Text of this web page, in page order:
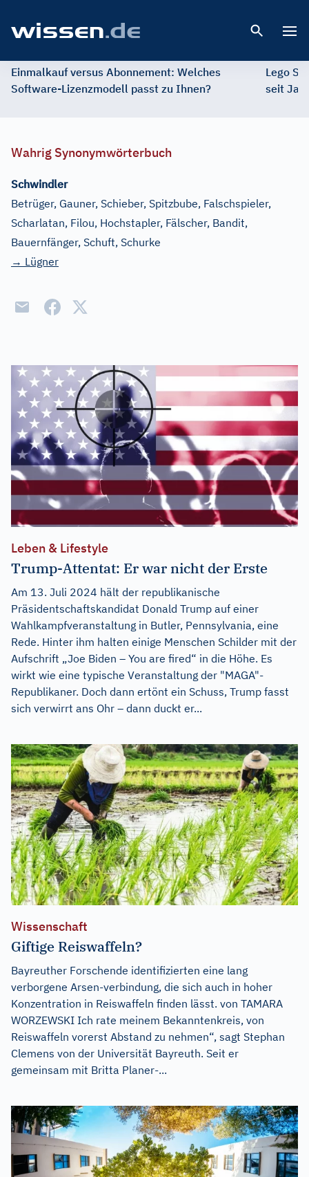
Einmalkauf versus Abonnement: Welches
Software-Lizenzmodell passt zu Ihnen?
Lego
seit
Wahrig Synonymwörterbuch
Schwindler
Betrüger, Gauner, Schieber, Spitzbube, Falschspieler,
Scharlatan, Filou, Hochstapler, Fälscher, Bandit,
Bauernfänger, Schuft, Schurke
→ Lügner
Leben & Lifestyle
Trump-Attentat: Er war nicht der Erste
Am 13. Juli 2024 hält der republikanische
Präsidentschaftskandidat Donald Trump auf einer
Wahlkampfveranstaltung in Butler, Pennsylvania, eine
Rede. Hinter ihm halten einige Menschen Schilder mit der
Aufschrift „Joe Biden – You are fired“ in die Höhe. Es
wirkt wie eine typische Veranstaltung der "MAGA"-
Republikaner. Doch dann ertönt ein Schuss, Trump fasst
sich verwirrt ans Ohr – dann duckt er...
Wissenschaft
Giftige Reiswaffeln?
Bayreuther Forschende identifizierten eine lang
verborgene Arsen-verbindung, die sich auch in hoher
Konzentration in Reiswaffeln finden lässt. von TAMARA
WORZEWSKI Ich rate meinem Bekanntenkreis, von
Reiswaffeln vorerst Abstand zu nehmen“, sagt Stephan
Clemens von der Universität Bayreuth. Seit er
gemeinsam mit Britta Planer-...